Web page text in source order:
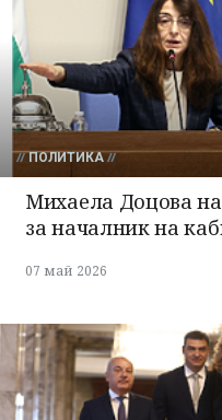
ПОЛИТИКА
Михаела Доцова
за началник на
07 май 2026